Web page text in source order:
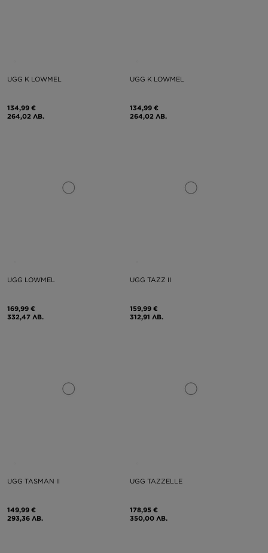
UGG K LOWMEL
134,99 €
264,02 ЛВ.
UGG K LOWMEL
134,99 €
264,02 ЛВ.
UGG LOWMEL
169,99 €
332,47 ЛВ.
UGG TAZZ II
159,99 €
312,91 ЛВ.
UGG TASMAN II
149,99 €
293,36 ЛВ.
UGG TAZZELLE
178,95 €
350,00 ЛВ.